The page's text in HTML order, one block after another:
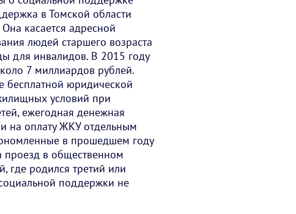
в Томской области
касается адресной
людей старшего возраста
для инвалидов. В 2015 году
7 миллиардов рублей.
бесплатной юридической
условий при
ежегодная денежная
на оплату ЖКУ отдельным
в прошедшем году
проезд в общественном
где родился третий или
поддержки не